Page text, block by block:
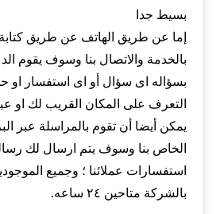
بسيط جدا
إما عن طريق الهاتف عن طريق كتابة
بالخدمة والاتصال بنا وسوف يقوم
بسؤاله اى سؤال أو اى استفسار او
التعرف على المكان القريب لك او
يمكن أيضا أن تقوم بالمراسلة عبر
الخاص بنا وسوف يتم ارسال لك
استفسارات عملائنا ؛ وجميع
بالشركة متاحين ٢٤ ساعه.